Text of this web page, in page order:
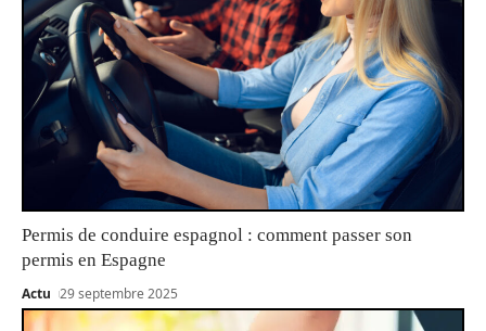
Permis de conduire espagnol : comment passer son
permis en Espagne
Actu 29 septembre 2025